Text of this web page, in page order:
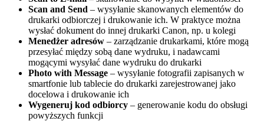
Scan and Send – wysyłanie skanowanych elementów do
drukarki odbiorczej i drukowanie ich. W praktyce można
wysłać dokument do innej drukarki Canon, np. u kolegi
Menedżer adresów – zarządzanie drukarkami, które mogą
przesyłać między sobą dane wydruku, i nadawcami
mogącymi wysyłać dane wydruku do drukarki
Photo with Message – wysyłanie fotografii zapisanych w
smartfonie lub tablecie do drukarki zarejestrowanej jako
docelowa i drukowanie ich
Wygeneruj kod odbiorcy – generowanie kodu do obsługi
powyższych funkcji